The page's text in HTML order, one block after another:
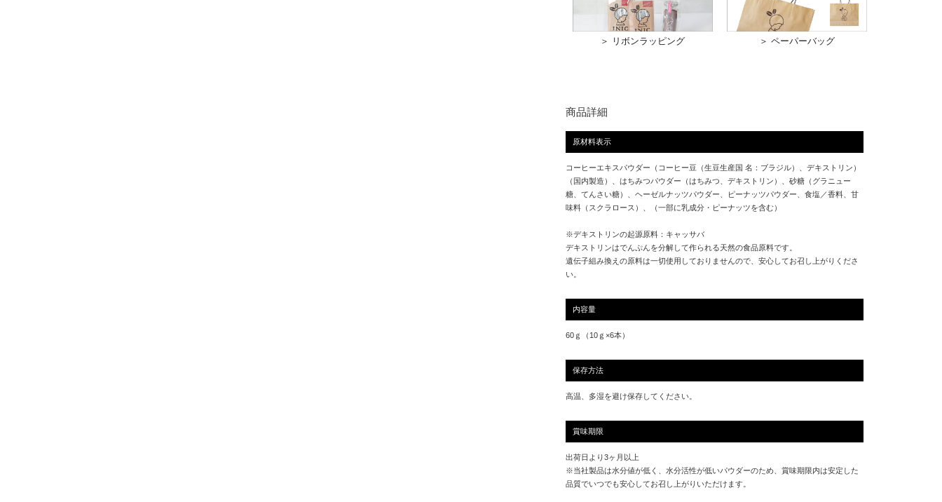
＞ リボンラッピング ＞ ペーパーバッグ
商品詳細
原材料表示
コーヒーエキスパウダー（コーヒー豆（生豆生産国 名：ブラジル）、デキストリン）
（国内製造）、はちみつパウダー（はちみつ、デキストリン）、砂糖（グラニュー
糖、てんさい糖）、ヘーゼルナッツパウダー、ピーナッツパウダー、食塩／香料、甘
味料（スクラロース）、（一部に乳成分・ピーナッツを含む）
※デキストリンの起源原料：キャッサバ
デキストリンはでんぷんを分解して作られる天然の食品原料です。
遺伝子組み換えの原料は一切使用しておりませんので、安心してお召し上がりくださ
い。
内容量
60ｇ（10ｇ×6本）
保存方法
高温、多湿を避け保存してください。
賞味期限
出荷日より3ヶ月以上
※当社製品は水分値が低く、水分活性が低いパウダーのため、賞味期限内は安定した
品質でいつでも安心してお召し上がりいただけます。